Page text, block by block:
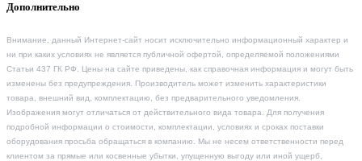
Дополнительно
Внимание, данный Интернет-сайт носит исключительно информационный характер и
ни при каких условиях не является публичной офертой, определяемой положениями
Статьи 437 ГК РФ. Цены на сайте приведены, как справочная информация и могут быть
изменены без предупреждения. Производитель может изменить характеристики
товара, внешний вид, комплектацию, без предварительного уведомления.
Изображения могут отличаться от действительного вида товара. Для получения
подробной информации о стоимости, комплектации, условиях и сроках поставки
оборудования просьба обращаться в компанию. Мы не несем ответственности перед
клиентом за прямые или косвенные убытки, упущенную выгоду или иной ущерб,